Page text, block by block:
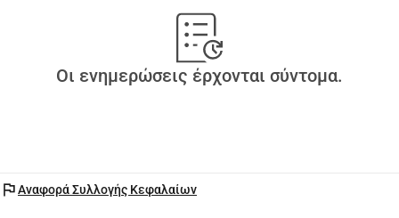
Οι ενημερώσεις έρχονται σύντομα.
flagΑναφορά Συλλογής Κεφαλαίων